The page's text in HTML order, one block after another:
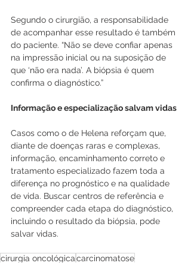
Segundo o cirurgião, a responsabilidade
de acompanhar esse resultado é também
do paciente. “Não se deve confiar apenas
na impressão inicial ou na suposição de
que ‘não era nada’. A biópsia é quem
confirma o diagnóstico.”
Informação e especialização salvam vidas
Casos como o de Helena reforçam que,
diante de doenças raras e complexas,
informação, encaminhamento correto e
tratamento especializado fazem toda a
diferença no prognóstico e na qualidade
de vida. Buscar centros de referência e
compreender cada etapa do diagnóstico,
incluindo o resultado da biópsia, pode
salvar vidas.
cirurgia oncológicacarcinomatose